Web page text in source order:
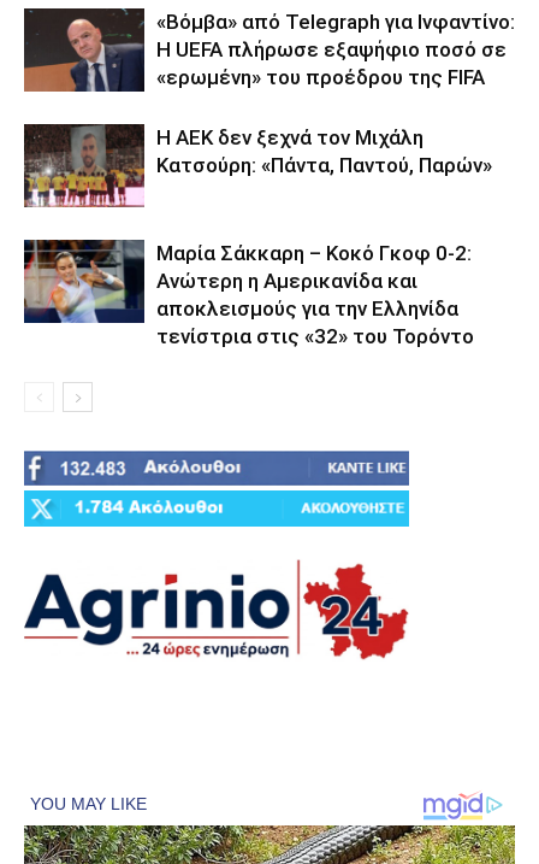
«Βόμβα» από Telegraph για Ινφαντίνο:
Η UEFA πλήρωσε εξαψήφιο ποσό σε
«ερωμένη» του προέδρου της FIFA
Η ΑΕΚ δεν ξεχνά τον Μιχάλη
Κατσούρη: «Πάντα, Παντού, Παρών»
Μαρία Σάκκαρη – Κοκό Γκοφ 0-2:
Ανώτερη η Αμερικανίδα και
αποκλεισμούς για την Ελληνίδα
τενίστρια στις «32» του Τορόντο